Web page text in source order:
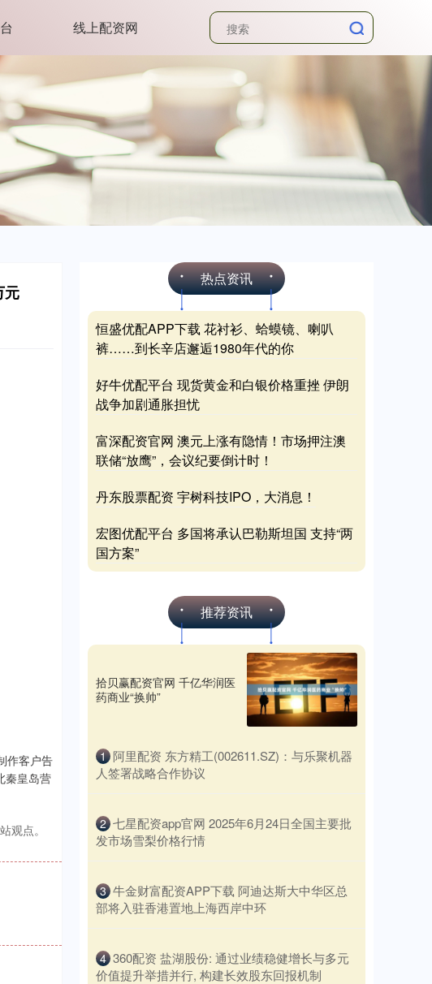
线上配资网
元
作客户告
秦皇岛营
观点。
热点资讯
恒盛优配APP下载 花衬衫、蛤蟆镜、喇叭
裤……到长辛店邂逅1980年代的你
好牛优配平台 现货黄金和白银价格重挫 伊朗
战争加剧通胀担忧
富深配资官网 澳元上涨有隐情！市场押注澳
联储“放鹰”，会议纪要倒计时！
丹东股票配资 宇树科技IPO，大消息！
宏图优配平台 多国将承认巴勒斯坦国 支持“两
国方案”
推荐资讯
拾贝赢配资官网 千亿华润医
药商业“换帅”
1 ​阿里配资 东方精工(002611.SZ)：与乐聚机器
人签署战略合作协议
2 ​七星配资app官网 2025年6月24日全国主要批
发市场雪梨价格行情
3 ​牛金财富配资APP下载 阿迪达斯大中华区总
部将入驻香港置地上海西岸中环
4 ​360配资 盐湖股份: 通过业绩稳健增长与多元
价值提升举措并行, 构建长效股东回报机制